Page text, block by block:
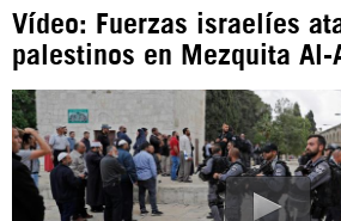
https://t.me/
https://
Instagram como:
Vídeo: Fuerzas israelíes
palestinos en Mezquita Al-